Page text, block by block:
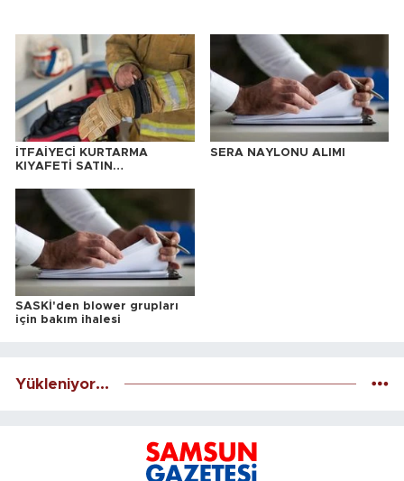
İTFAİYECİ KURTARMA
KIYAFETİ SATIN
SERA NAYLONU ALIMI
SASKİ'den blower grupları
için bakım ihalesi
Yükleniyor...